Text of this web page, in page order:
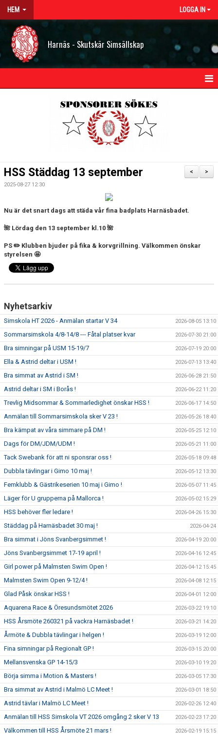
HEM LOGGA IN
Harnäs - Skutskär Simsällskap
STYRELSEN
FJÄRRANHÖJDERBADET
HARNÄSBADET
>
<
HSS Städdag 13 september
2025-08-27 12:30
Nu är det snart dags att städa vår fina badplats Harnäsbadet.
🌺 Lördag den 13 september kl.10 🌺
PS ✏️ Klubben bjuder på fika & korvgrillning. Välkommen önskar
styrelsen 🤩
Nyhetsarkiv
Simskola HT 2026 - Anmälan startar V 34 2026-08-05 13:10
Sommarsimskola 4/8-14/8 --- Fåtal platser kvar 2026-07-30 21:00
Bra simningar på USM 15-19/7 2026-07-19 20:00
Ella & Astrid deltar i USM ! 2026-07-13 13:40
Bra simmat av Astrid i SM ! 2026-06-28 21:50
Astrid deltar i SM i Borås ! 2026-06-22 11:20
Trevlig Midsommar & Sommarledighet önskar HSS ! 2026-06-17 14:50
Anmälan till Sommarsimskola sker V 23 ! 2026-05-26 18:40
Bra kämpat av våra simmare på DM ! 2026-05-25 12:10
Dags för DM/JDM/UDM ! 2026-05-21 11:00
Tack Swebank för att ni sponsrar oss ! 2026-05-18 09:48
Dubbla tävlingar i Gimo 10 maj ! 2026-05-12 13:30
Femklubb & Gästrikeserien 10 maj i Gimo ! 2026-05-07 11:45
Läger för U grupperna på Mallorca ! 2026-05-02 15:29
HSS behöver fler ledare ! 2026-04-26 15:30
Städdag på Harnäsbadet 30 maj ! 2026-04-24
Bra simmat i Jöns Svanbergsimmet ! 2026-04-19 20:00
Jöns Svanbergsimmet 17-19 april ! 2026-04-16 12:45
Girl power på Malmsten Swim Open ! 2026-04-12 15:45
Malmsten Swim Open 9-12/4 ! 2026-04-08 12:15
Glad Påsk önskar HSS ! 2026-04-01 12:00
Aquarena Race & Öresundsmötet 2026 2026-03-22 19:10
HSS Årsmöte 260321 på vackra Harnäsbadet ! 2026-03-21 14:20
Årmöte & Dubbla tävlingar i helgen ! 2026-03-19 12:00
Fina simningar på Regionalt GP ! 2026-03-15 20:00
Mellansvenska GP 14-15/3 2026-03-10 19:20
Börja simma i Motion & Masters ! 2026-03-05 17:30
Bra simmat av Astrid i Malmö LC Meet ! 2026-03-01 18:50
Astrid tävlar i Malmö LC Meet ! 2026-02-26 12:40
Anmälan till HSS Simskola VT 2026 omgång 2 sker V 13 2026-02-23 17:20
Välkommen till HSS Årsmöte 21 mars ! 2026-02-19 15:15